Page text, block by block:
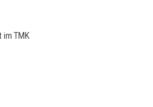
im TMK